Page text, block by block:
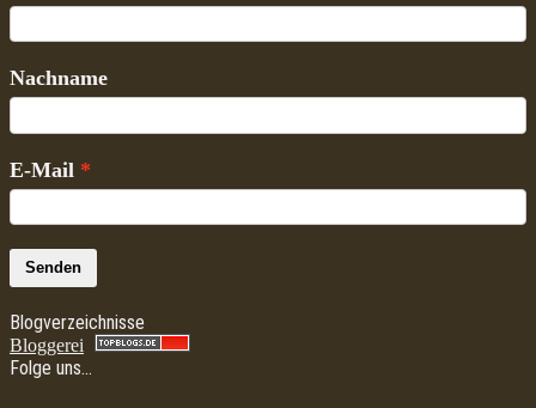
Nachname
E-Mail
Senden
Blogverzeichnisse
Bloggerei
Folge uns…